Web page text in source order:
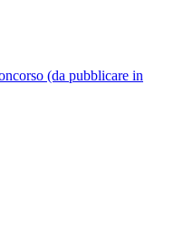
(da pubblicare in